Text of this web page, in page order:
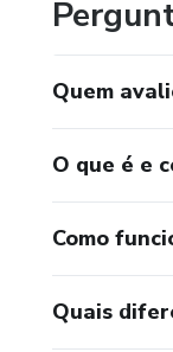
Quem
O que é e
Como
Quais